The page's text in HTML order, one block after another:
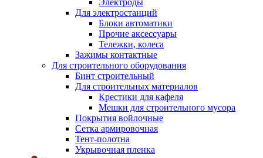
Электроды
Для электростанций
Блоки автоматики
Прочие аксессуары
Тележки, колеса
Зажимы контактные
Для строительного оборудования
Бинт строительный
Для строительных материалов
Крестики для кафеля
Мешки для строительного мусора
Покрытия войлочные
Сетка армировочная
Тент-полотна
Укрывочная пленка